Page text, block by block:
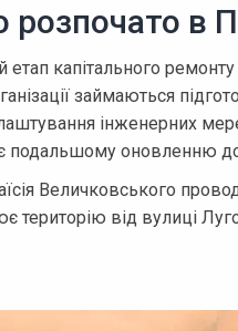
розпочато в
капітального
займаються
інженерних
подальшому оновленню
Величковського
територію від вулиці